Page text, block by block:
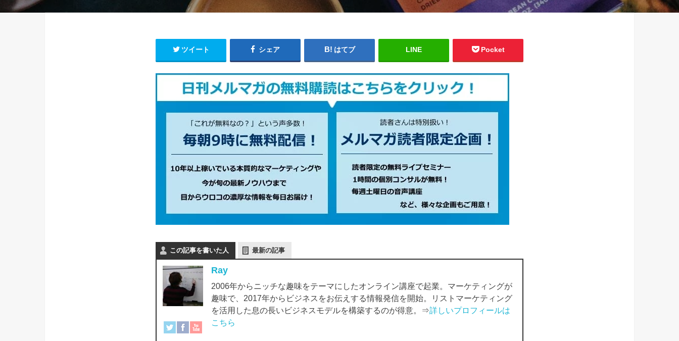
ツイート シェア はてブ LINE Pocket
この記事を書いた人 最新の記事
Ray
2006年からニッチな趣味をテーマにしたオンライン講座で起業。マーケティングが
趣味で、2017年からビジネスをお伝えする情報発信を開始。リストマーケティング
を活用した息の長いビジネスモデルを構築するのが得意。⇒詳しいプロフィールは
こちら